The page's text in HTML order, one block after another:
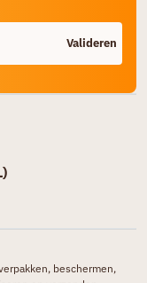
Valideren
beschermen,